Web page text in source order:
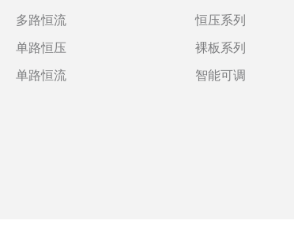
多路恒流
单路恒压
单路恒流
恒压系列
裸板系列
智能可调